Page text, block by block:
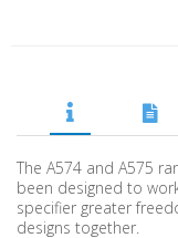
The A574 and A575
been designed to
specifier greater
designs together.